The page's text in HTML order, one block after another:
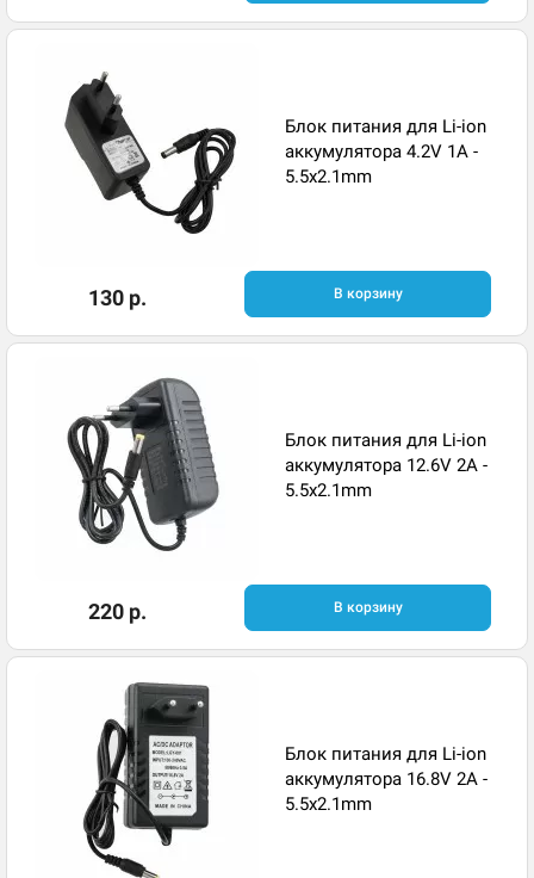
Блок питания для Li-ion
аккумулятора 4.2V 1A -
5.5x2.1mm
130 р. В корзину
Блок питания для Li-ion
аккумулятора 12.6V 2A -
5.5x2.1mm
220 р. В корзину
Блок питания для Li-ion
аккумулятора 16.8V 2A -
5.5x2.1mm